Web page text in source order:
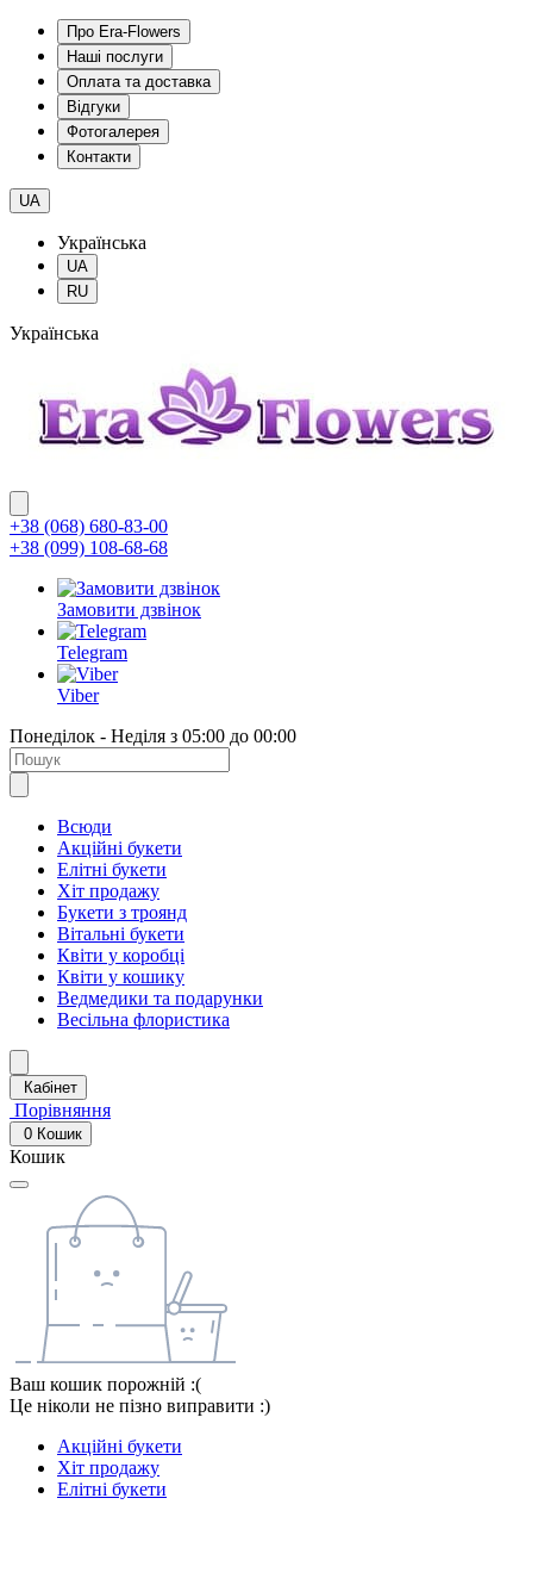
Про Era-Flowers
Наші послуги
Оплата та доставка
Відгуки
Фотогалерея
Контакти
UA
Українська
UA
RU
Українська
+38 (068) 680-83-00
+38 (099) 108-68-68
Замовити дзвінок
Telegram
Viber
Понеділок - Неділя з 05:00 до 00:00
Всюди
Акційні букети
Елітні букети
Хіт продажу
Букети з троянд
Вітальні букети
Квіти у коробці
Квіти у кошику
Ведмедики та подарунки
Весільна флористика
Кабінет
Порівняння
0 Кошик
Кошик
Ваш кошик порожній :(
Це ніколи не пізно виправити :)
Акційні букети
Хіт продажу
Елітні букети